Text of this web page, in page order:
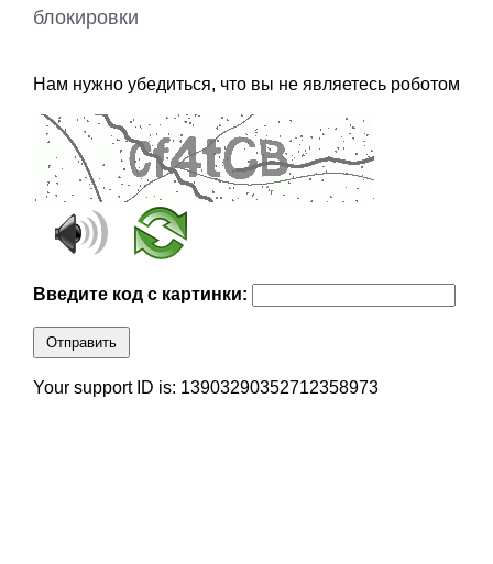
блокировки
Нам нужно убедиться, что вы не являетесь роботом
Введите код с картинки:
Отправить
Your support ID is: 13903290352712358973